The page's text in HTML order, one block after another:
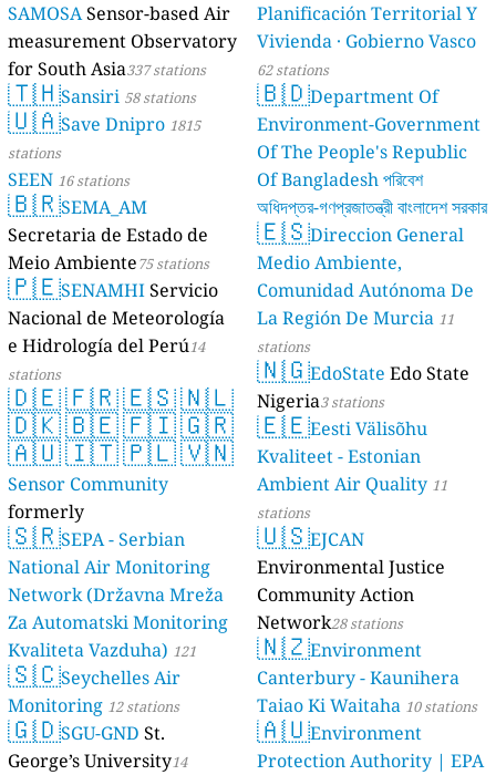
Planificación Territorial Y
Vivienda · Gobierno Vasco
62 stations
🇧🇩Department Of
Environment-Government
Of The People's Republic
Of Bangladesh পরিবেশ
অধিদপ্তর-গণপ্রজাতন্ত্রী বাংলাদেশ সরকার
17 stations
🇪🇸Direccion General
Medio Ambiente,
Comunidad Autónoma De
La Región De Murcia 11
stations
🇳🇬EdoStateEdo State
Nigeria3 stations
🇪🇪Eesti Välisõhu
Kvaliteet - Estonian
Ambient Air Quality 11
stations
🇺🇸EJCAN
Environmental Justice
Community Action
Network28 stations
🇳🇿Environment
Canterbury - Kaunihera
Taiao Ki Waitaha 10 stations
🇦🇺Environment
Protection Authority | EPA
SAMOSASensor-based Air
measurement Observatory
for South Asia337 stations
🇹🇭Sansiri 58 stations
🇺🇦Save Dnipro 1815
stations
SEEN 16 stations
🇧🇷SEMA_AM
Secretaria de Estado de
Meio Ambiente75 stations
🇵🇪SENAMHIServicio
Nacional de Meteorología
e Hidrología del Perú14
stations
🇩🇪🇫🇷🇪🇸🇳🇱
🇩🇰🇧🇪🇫🇮🇬🇷
🇦🇺🇮🇹🇵🇱🇻🇳
Sensor Community
formerly
luftdaten.info35809 stations
🇸🇷SEPA - Serbian
National Air Monitoring
Network (Državna Mreža
Za Automatski Monitoring
Kvaliteta Vazduha) 121
stations
🇸🇨Seychelles Air
Monitoring 12 stations
🇬🇩SGU-GNDSt.
George’s University14